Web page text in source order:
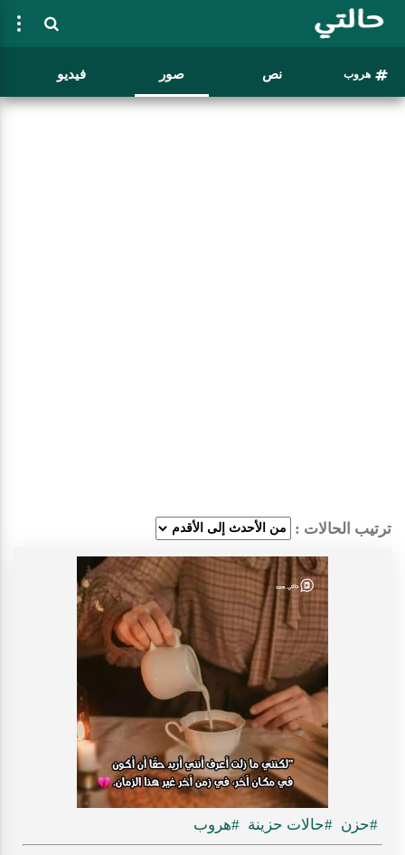
هروب نص صور فيديو
ترتيب الحالات :
#حزن #حالات حزينة #هروب